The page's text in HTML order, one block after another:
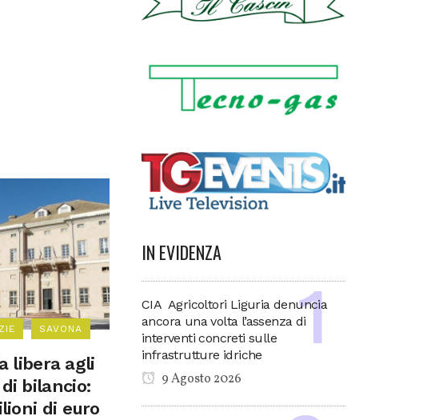
SAVONA
libera agli
bilancio:
di euro
IN EVIDENZA
CIA Agricoltori Liguria denuncia
ancora una volta l’assenza di
interventi concreti sulle
infrastrutture idriche
9 Agosto 2026